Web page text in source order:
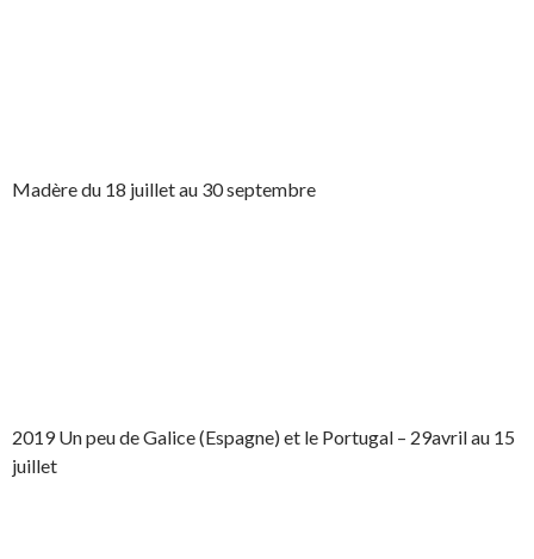
Madère du 18 juillet au 30 septembre
2019 Un peu de Galice (Espagne) et le Portugal – 29avril au 15
juillet